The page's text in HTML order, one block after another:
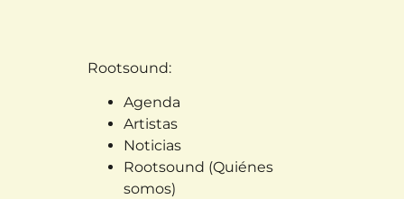
Rootsound:
Agenda
Artistas
Noticias
Rootsound (Quiénes
somos)